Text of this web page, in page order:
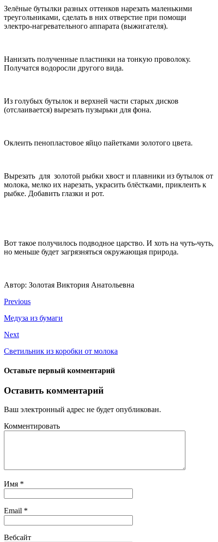
Зелёные бутылки разных оттенков нарезать маленькими
треугольниками, сделать в них отверстие при помощи
электро-нагревательного аппарата (выжигателя).
Нанизать полученные пластинки на тонкую проволоку.
Получатся водоросли другого вида.
Из голубых бутылок и верхней части старых дисков
(отслаивается) вырезать пузырьки для фона.
Оклеить пенопластовое яйцо пайетками золотого цвета.
Вырезать для золотой рыбки хвост и плавники из бутылок от
молока, мелко их нарезать, украсить блёстками, приклеить к
рыбке. Добавить глазки и рот.
Вот такое получилось подводное царство. И хоть на чуть-чуть,
но меньше будет загрязняться окружающая природа.
Автор: Золотая Виктория Анатольевна
Previous
Медуза из бумаги
Next
Светильник из коробки от молока
Оставьте первый комментарий
Оставить комментарий
Ваш электронный адрес не будет опубликован.
Комментировать
Имя *
Email *
Вебсайт